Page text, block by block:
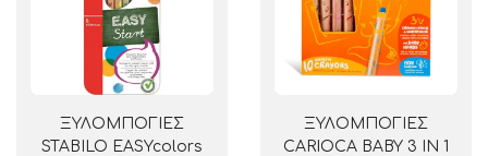
ΞΥΛΟΜΠΟΓΙΕΣ
STABILO EASYcolors
ΞΥΛΟΜΠΟΓΙΕΣ
CARIOCA BABY 3 IN 1